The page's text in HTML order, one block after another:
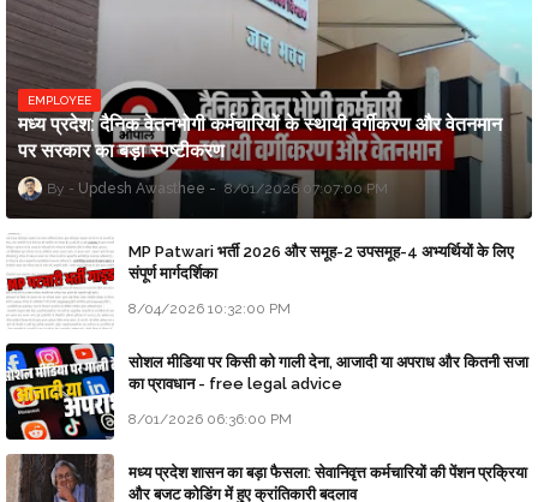
EMPLOYEE
मध्य प्रदेश: दैनिक वेतनभोगी कर्मचारियों के स्थायी वर्गीकरण और वेतनमान
पर सरकार का बड़ा स्पष्टीकरण
Updesh Awasthee 8/01/2026 07:07:00 PM
MP Patwari भर्ती 2026 और समूह-2 उपसमूह-4 अभ्यर्थियों के लिए
संपूर्ण मार्गदर्शिका
8/04/2026 10:32:00 PM
सोशल मीडिया पर किसी को गाली देना, आजादी या अपराध और कितनी सजा
का प्रावधान - free legal advice
8/01/2026 06:36:00 PM
मध्य प्रदेश शासन का बड़ा फैसला: सेवानिवृत्त कर्मचारियों की पेंशन प्रक्रिया
और बजट कोडिंग में हुए क्रांतिकारी बदलाव